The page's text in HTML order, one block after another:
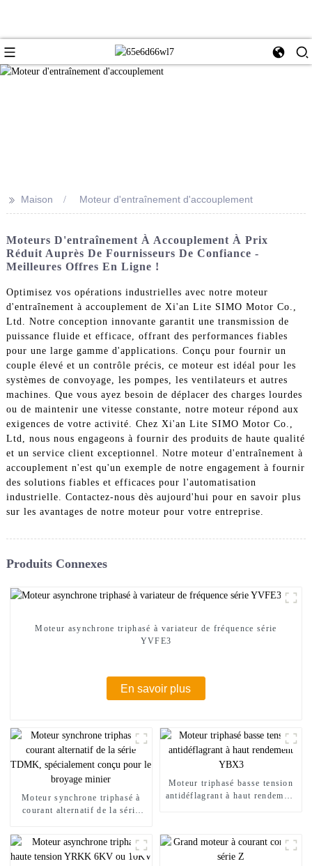
>> Maison Moteur d'entraînement d'accouplement
Moteurs D'entraînement À Accouplement À Prix
Réduit Auprès De Fournisseurs De Confiance -
Meilleures Offres En Ligne !
Optimisez vos opérations industrielles avec notre moteur
d'entraînement à accouplement de Xi'an Lite SIMO Motor Co.,
Ltd. Notre conception innovante garantit une transmission de
puissance fluide et efficace, offrant des performances fiables
pour une large gamme d'applications. Conçu pour fournir un
couple élevé et un contrôle précis, ce moteur est idéal pour les
systèmes de convoyage, les pompes, les ventilateurs et autres
machines. Que vous ayez besoin de déplacer des charges lourdes
ou de maintenir une vitesse constante, notre moteur répond aux
exigences de votre activité. Chez Xi'an Lite SIMO Motor Co.,
Ltd, nous nous engageons à fournir des produits de haute qualité
et un service client exceptionnel. Notre moteur d'entraînement à
accouplement n'est qu'un exemple de notre engagement à fournir
des solutions fiables et efficaces pour l'automatisation
industrielle. Contactez-nous dès aujourd'hui pour en savoir plus
sur les avantages de notre moteur pour votre entreprise.
Produits Connexes
Moteur asynchrone triphasé à variateur de fréquence série
YVFE3
En savoir plus
Moteur synchrone triphasé à
courant alternatif de la série
Moteur triphasé basse tension
antidéflagrant à haut rendement